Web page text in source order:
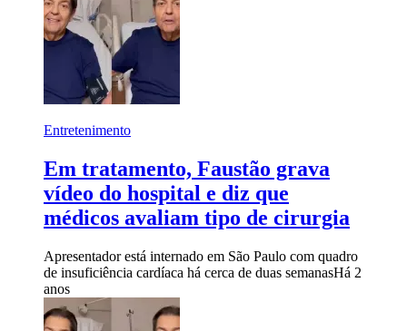
Entretenimento
Em tratamento, Faustão grava
vídeo do hospital e diz que
médicos avaliam tipo de cirurgia
Apresentador está internado em São Paulo com quadro
de insuficiência cardíaca há cerca de duas semanasHá 2
anos